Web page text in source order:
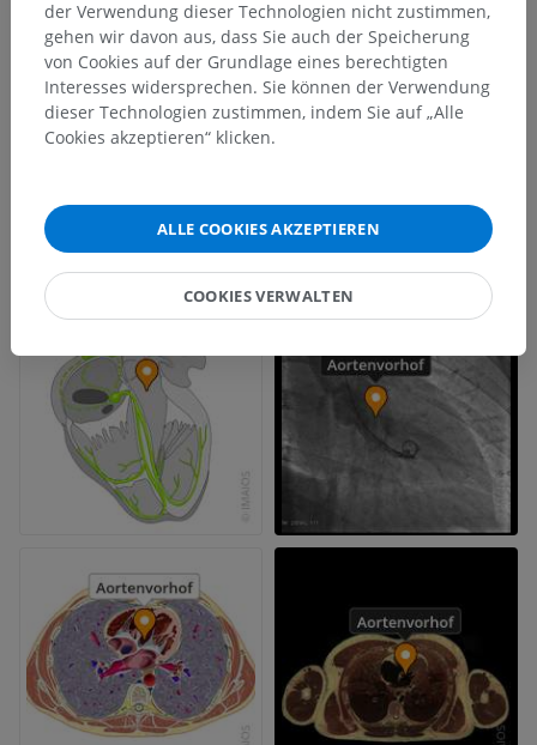
der Verwendung dieser Technologien nicht zustimmen,
gehen wir davon aus, dass Sie auch der Speicherung
von Cookies auf der Grundlage eines berechtigten
Interesses widersprechen. Sie können der Verwendung
dieser Technologien zustimmen, indem Sie auf „Alle
Cookies akzeptieren“ klicken.
ALLE COOKIES AKZEPTIEREN
COOKIES VERWALTEN